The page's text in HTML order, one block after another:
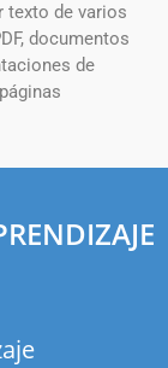
texto de varios
documentos
de